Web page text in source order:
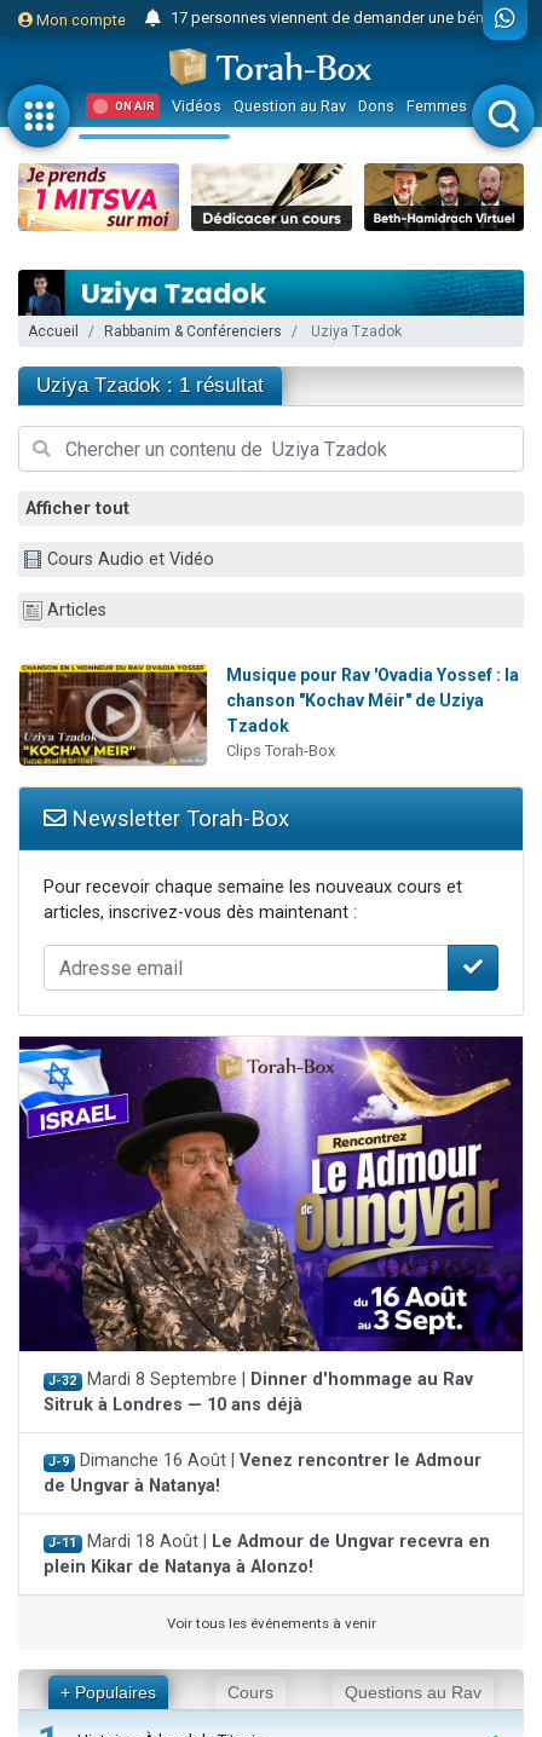
Mon compte
Il reste 49 places pour étudier en groupe sur Zoom
23 personnes viennent de faire un don pour Diane, 80 ans, dans un appartement insalubre
Eva vient de donner son Maasser
4 personnes viennent de nous rejoindre sur WhatsApp
3 personnes viennent de nous rejoindre sur WhatsApp
3 personnes viennent de faire un don pour 5 jours de vacances aux Orphelins
Odaya vient de donner son Maasser
12 nouvelles musiques dans Torah-Box Music
8 personnes viennent de faire un don pour Tsédaka : pauvres d'Israel
2 personnes viennent de faire un don pour 1 Journée de Vacances Pour les Enfants
ON AIR Vidéos Question au Rav Dons Femmes Enfants
Accueil Rabbanim & Conférenciers Uziya Tzadok
Uziya Tzadok : 1 résultat
Afficher tout
Cours Audio et Vidéo
Articles
Musique pour Rav 'Ovadia Yossef : la
chanson "Kochav Méir" de Uziya
Tzadok
Clips Torah-Box
Newsletter Torah-Box
Pour recevoir chaque semaine les nouveaux cours et
articles, inscrivez-vous dès maintenant :
J-32 Mardi 8 Septembre | Dinner d'hommage au Rav
Sitruk à Londres — 10 ans déjà
J-9 Dimanche 16 Août | Venez rencontrer le Admour
de Ungvar à Natanya!
J-11 Mardi 18 Août | Le Admour de Ungvar recevra en
plein Kikar de Natanya à Alonzo!
Voir tous les événements à venir
+ Populaires Cours Questions au Rav